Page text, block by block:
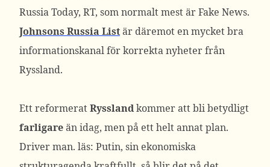
Russia Today, RT, som normalt mest är Fake News.
Johnsons Russia Listär däremot en mycket bra
informationskanal för korrekta nyheter från
Ryssland.
Ett reformeratRysslandkommer att bli betydligt
farligareän idag, men på ett helt annat plan.
Driver man. läs: Putin, sin ekonomiska